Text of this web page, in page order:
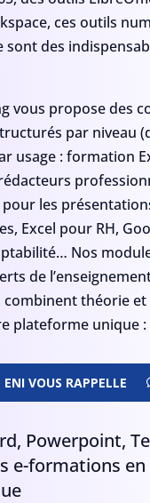
ces outils
des
vous propose des
par niveau
usage : formation
les
Excel pour RH,
Nos
de
combinent théorie
plateforme unique :
ENI VOUS RAPPELLE
Powerpoint,
e-formations en